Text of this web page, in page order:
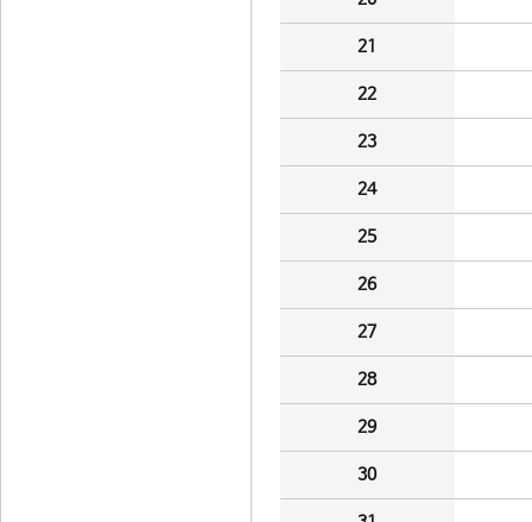
21
22
23
24
25
26
27
28
29
30